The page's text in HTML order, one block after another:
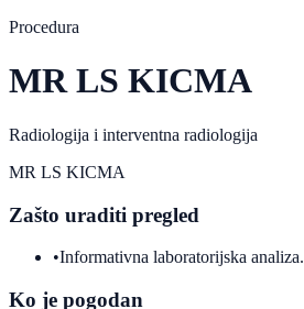
Procedura
MR LS KICMA
Radiologija i interventna radiologija
MR LS KICMA
Zašto uraditi pregled
•Informativna laboratorijska analiza.
Ko je pogodan